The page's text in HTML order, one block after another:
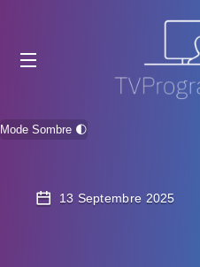
Mode Sombre 🌓
13 Septembre 2025